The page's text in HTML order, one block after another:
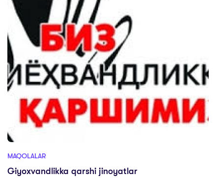
MAQOLALAR
Giyoxvandlikka qarshi jinoyatlar